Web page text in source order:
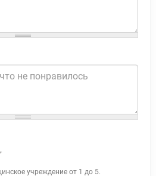
учреждение от 1 до 5.